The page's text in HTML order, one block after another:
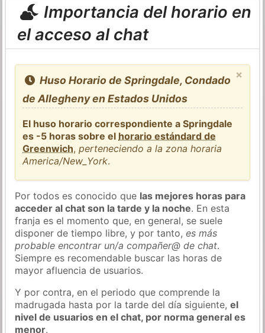
Importancia del horario en
el acceso al chat
×
Huso Horario de Springdale, Condado
de Allegheny en Estados Unidos
El huso horario correspondiente a Springdale
es -5 horas sobre el horario estándard de
Greenwich,perteneciendo a la zona horaria
America/New_York.
Por todos es conocido que las mejores horas para
acceder al chat son la tarde y la noche. En esta
franja es el momento que, en general, se suele
disponer de tiempo libre, y por tanto,es más
probable encontrar un/a compañer@ de chat.
Siempre es recomendable buscar las horas de
mayor afluencia de usuarios.
Y por contra, en el periodo que comprende la
madrugada hasta por la tarde del día siguiente,el
nivel de usuarios en el chat, por norma general es
menor.